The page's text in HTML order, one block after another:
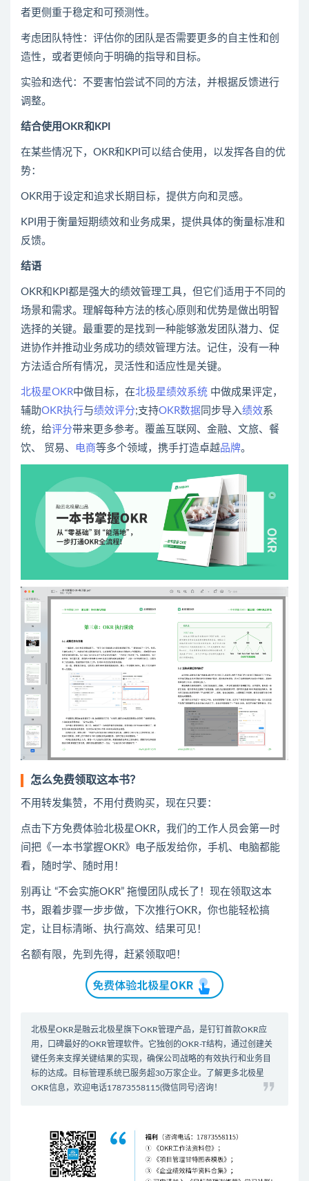
者更侧重于稳定和可预测性。
考虑团队特性：评估你的团队是否需要更多的自主性和创
造性，或者更倾向于明确的指导和目标。
实验和迭代：不要害怕尝试不同的方法，并根据反馈进行
调整。
结合使用OKR和KPI
在某些情况下，OKR和KPI可以结合使用，以发挥各自的优
势：
OKR用于设定和追求长期目标，提供方向和灵感。
KPI用于衡量短期绩效和业务成果，提供具体的衡量标准和
反馈。
结语
OKR和KPI都是强大的绩效管理工具，但它们适用于不同的
场景和需求。理解每种方法的核心原则和优势是做出明智
选择的关键。最重要的是找到一种能够激发团队潜力、促
进协作并推动业务成功的绩效管理方法。记住，没有一种
方法适合所有情况，灵活性和适应性是关键。
北极星OKR中做目标，在北极星绩效系统 中做成果评定，
辅助OKR执行与绩效评分;支持OKR数据 同步导入绩效系
统，给评分带来更多参考。覆盖互联网、金融、文旅、餐
饮、 贸易、
电商等多个领域，携手打造卓越品牌。
怎么免费领取这本书？
不用转发集赞，不用付费购买，现在只要：
点击下方免费体验北极星OKR​， 我们的工作人员会第一时
间把《一本书掌握OKR》电子版发给你，手机、电脑都能
看，随时学、随时用！
别再让 “不会实施OKR” 拖慢团队成长了！现在领取这本
书，跟着步骤一步步做，下次推行OKR，你也能轻松搞
定，让目标清晰、执行高效、结果可见！
名额有限，先到先得，赶紧领取吧！
北极星OKR是融云北极星旗下OKR管理产品，是钉钉首款OKR应
用 ，口碑最好的OKR管理软件。它独创的OKR-T结构，通过创建关
键任务来支撑关键结果的实现，确保公司战略的有效执行和业务目
标的达成。
目标管理系统已服务超30万家企业。了解更多北极星
OKR信息，欢迎电话17873558115(微信同号)咨询！